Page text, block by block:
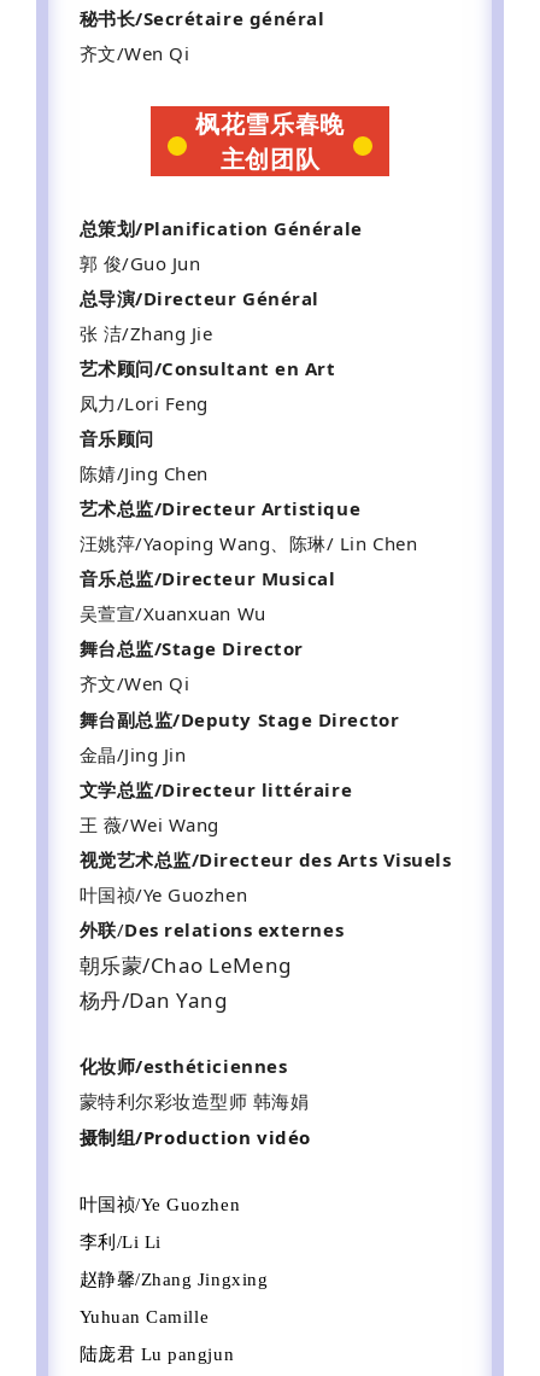
秘书长/Secrétaire général
齐文/Wen Qi
枫花雪乐春晚
主创团队
总策划/Planification Générale
郭 俊/Guo Jun
总导演/Directeur Général
张 洁/Zhang Jie
艺术顾问/Consultant en Art
凤力/Lori Feng
音乐顾问
陈婧/Jing Chen
艺术总监/Directeur Artistique
汪姚萍/Yaoping Wang、陈琳/ Lin Chen
音乐总监/Directeur Musical
吴萱宣/Xuanxuan Wu
舞台总监/Stage Director
齐文/Wen Qi
舞台副总监/Deputy Stage Director
金晶/Jing Jin
文学总监/Directeur littéraire
王 薇/Wei Wang
视觉艺术总监/Directeur des Arts Visuels
叶国祯/Ye Guozhen
外联/Des relations externes
朝乐蒙/Chao LeMeng
杨丹/Dan Yang
化妆师/esthéticiennes
蒙特利尔彩妆造型师 韩海娟
摄制组/Production vidéo
叶国祯/Ye Guozhen
李利/Li Li
赵静馨/Zhang Jingxing
Yuhuan Camille
陆庞君 Lu pangjun